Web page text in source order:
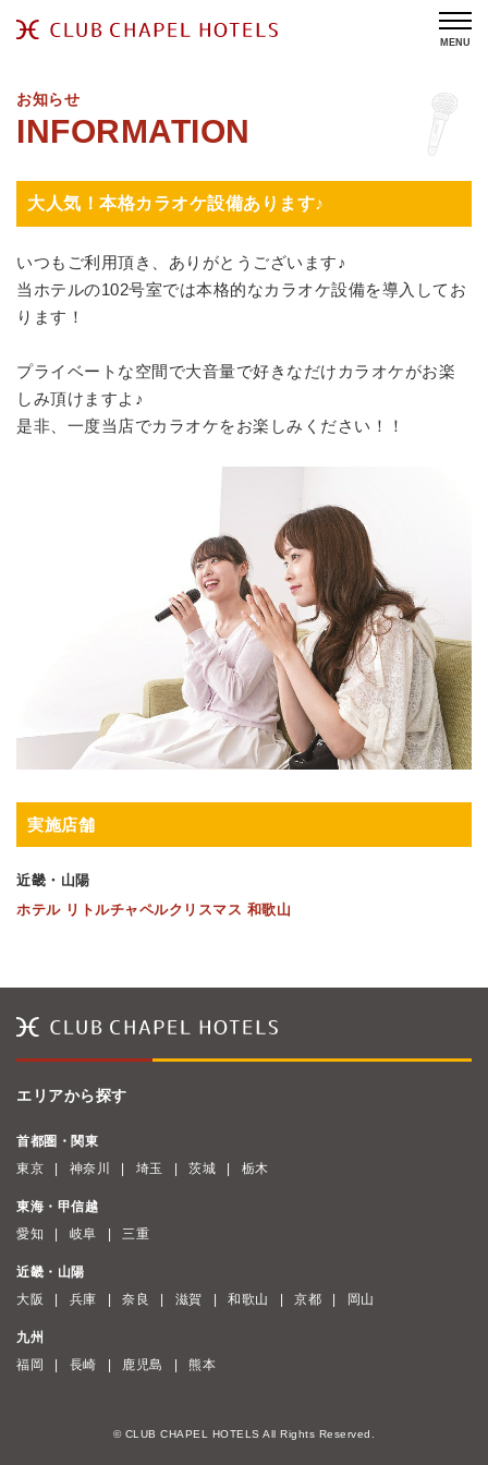
MENU
お知らせ
大人気！本格カラオケ設備あります♪
いつもご利用頂き、ありがとうございます♪
当ホテルの102号室では本格的なカラオケ設備を導入してお
ります！
プライベートな空間で大音量で好きなだけカラオケがお楽
しみ頂けますよ♪
是非、一度当店でカラオケをお楽しみください！！
実施店舗
近畿・山陽
ホテル リトルチャペルクリスマス 和歌山
エリアから探す
首都圏・関東
東京
神奈川 埼玉 茨城 栃木
東海・甲信越
愛知
岐阜 三重
近畿・山陽
大阪
兵庫 奈良 滋賀 和歌山 京都 岡山
九州
福岡
長崎 鹿児島 熊本
© CLUB CHAPEL HOTELS All Rights Reserved.